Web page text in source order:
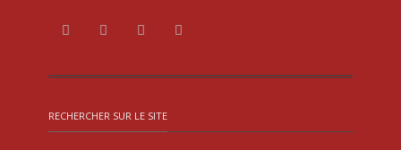
RECHERCHER SUR LE SITE